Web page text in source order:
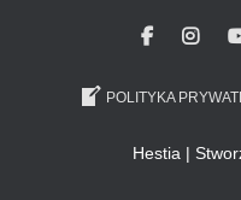
POLITYKA
Hestia |